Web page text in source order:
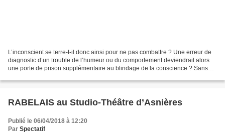
L’inconscient se terre-t-il donc ainsi pour ne pas combattre ? Une erreur de
diagnostic d’un trouble de l’humeur ou du comportement deviendrait alors
une porte de prison supplémentaire au blindage de la conscience ? Sans
RABELAIS au Studio-Théâtre d’Asnières
Publié le 06/04/2018 à 12:20
Par Spectatif